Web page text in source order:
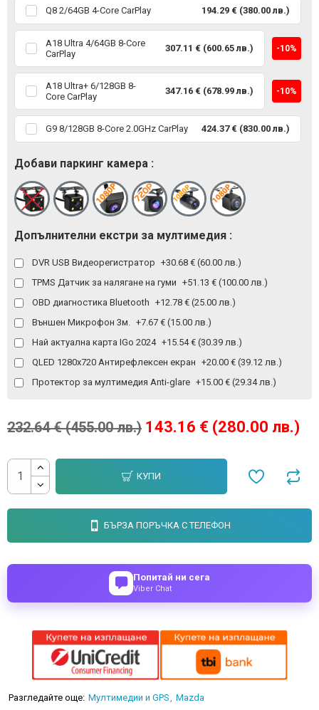
143.16 € (280.00 лв.)
232.64 € (455.00 лв.)
Q8 2/64GB 4-Core CarPlay 194.29 € (380.00 лв.)
A18 Ultra 4/64GB 8-Core
CarPlay
307.11 € (600.65 лв.) -10%
A18 Ultra+ 6/128GB 8-
Core CarPlay
347.16 € (678.99 лв.) -10%
G9 8/128GB 8-Core 2.0GHz CarPlay 424.37 € (830.00 лв.)
Добави паркинг камера :
Допълнителни екстри за мултимедия :
DVR USB Видеорегистратор +30.68 € (60.00 лв.)
TPMS Датчик за налягане на гуми +51.13 € (100.00 лв.)
OBD диагностика Bluetooth +12.78 € (25.00 лв.)
Външен Микрофон 3м.
+7.67 € (15.00 лв.)
Най актуална карта IGo 2024 +15.54 € (30.39 лв.)
QLED 1280x720 Антирефлексен екран +20.00 € (39.12 лв.)
Протектор за мултимедия Anti-glare +15.00 € (29.34 лв.)
КУПИ
БЪРЗА ПОРЪЧКА С ТЕЛЕФОН
Попитай ни сега
Viber Chat
Разгледайте още: Мултимедии и GPS Mazda